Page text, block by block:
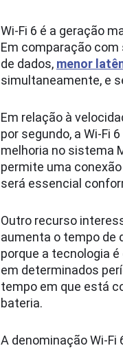
Wi-Fi 6 é a geração
Em comparação
de dados, menor
simultaneamente, e
Em relação à
por segundo, a Wi-Fi
melhoria no sistema
permite uma
será essencial
Outro recurso
aumenta o tempo de
porque a tecnologia
em determinados
tempo em que está
bateria.
A denominação Wi-Fi